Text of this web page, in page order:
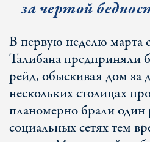
за чертой
В первую неделю марта
Талибана предприняли
рейд, обыскивая дом за
нескольких столицах
планомерно брали один
социальных сетях тем